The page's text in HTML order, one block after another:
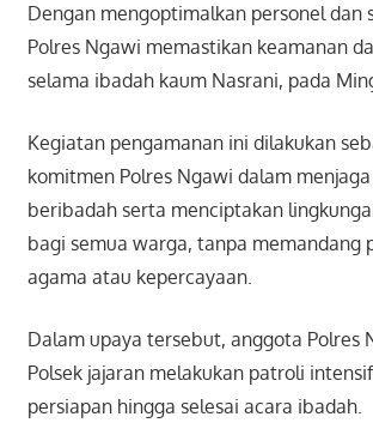
Dengan mengoptimalkan personel dan
Polres Ngawi memastikan keamanan
selama ibadah kaum Nasrani, pada
Kegiatan pengamanan ini dilakukan
komitmen Polres Ngawi dalam
beribadah serta menciptakan
bagi semua warga, tanpa memandang
agama atau kepercayaan.
Dalam upaya tersebut, anggota Polres
Polsek jajaran melakukan patroli
persiapan hingga selesai acara ibadah.